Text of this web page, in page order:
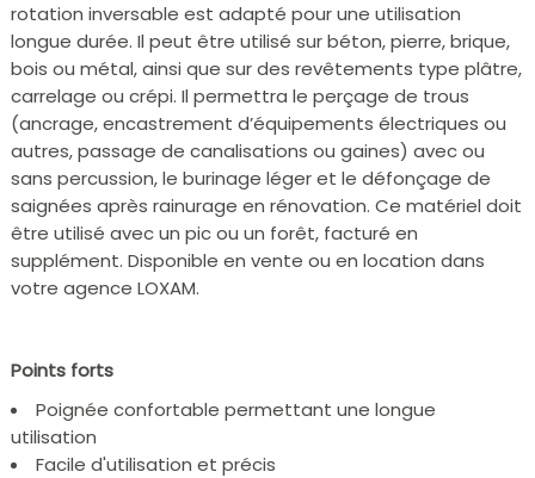
rotation inversable est adapté pour une utilisation
longue durée. Il peut être utilisé sur béton, pierre, brique,
bois ou métal, ainsi que sur des revêtements type plâtre,
carrelage ou crépi. Il permettra le perçage de trous
(ancrage, encastrement d’équipements électriques ou
autres, passage de canalisations ou gaines) avec ou
sans percussion, le burinage léger et le défonçage de
saignées après rainurage en rénovation. Ce matériel doit
être utilisé avec un pic ou un forêt, facturé en
supplément. Disponible en vente ou en location dans
votre agence LOXAM.
Points forts
Poignée confortable permettant une longue
utilisation
Facile d'utilisation et précis